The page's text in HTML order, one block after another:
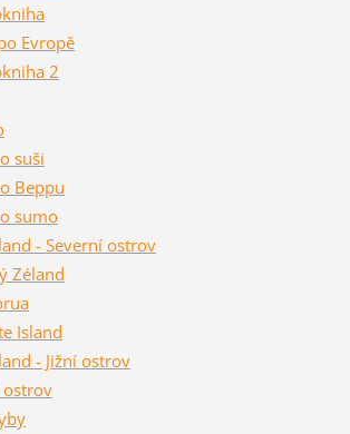
Evropě
2
suši
Beppu
sumo
- Severní ostrov
Zéland
Island
- Jižní ostrov
ostrov